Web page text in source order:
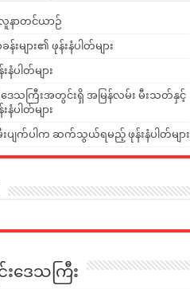
နာတင်ယာဉ်
းများ၏ ဖုန်းနံပါတ်များ
နံပါတ်များ
ဒေသကြီးအတွင်းရှိ အမြန်လမ်း မီးသတ်နှင့်
နံပါတ်များ
းပျက်ပါက ဆက်သွယ်ရမည့် ဖုန်းနံပါတ်များ
းဒေသကြီး